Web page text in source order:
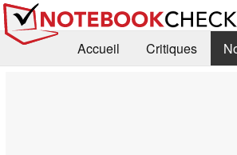
Accueil Critiques